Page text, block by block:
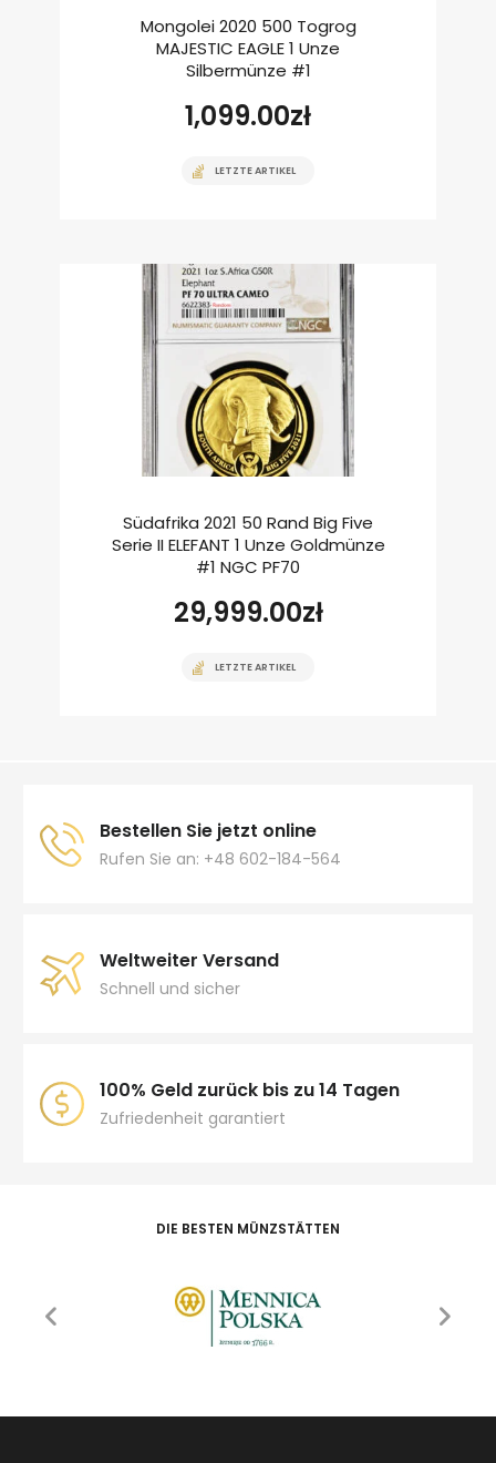
Mongolei 2020 500 Togrog
MAJESTIC EAGLE 1 Unze
Silbermünze #1
1,099.00zł
LETZTE ARTIKEL
Südafrika 2021 50 Rand Big Five
Serie II ELEFANT 1 Unze Goldmünze
#1 NGC PF70
29,999.00zł
LETZTE ARTIKEL
Bestellen Sie jetzt online
Rufen Sie an: +48 602-184-564
Weltweiter Versand
Schnell und sicher
100% Geld zurück bis zu 14 Tagen
Zufriedenheit garantiert
DIE BESTEN MÜNZSTÄTTEN